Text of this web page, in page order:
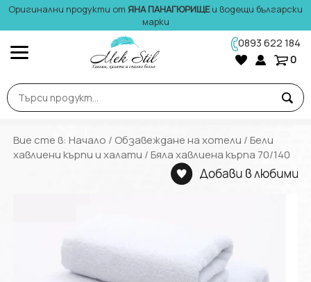
Оригинални продукти от ЯНА ПАНАГЮРИЩЕи водещи български
марки
0893 622 184
0
Вие сте в: Начало / Обзавеждане на хотели /Бели
хавлиени кърпи и халати / Бяла хавлиена кърпа 70/140